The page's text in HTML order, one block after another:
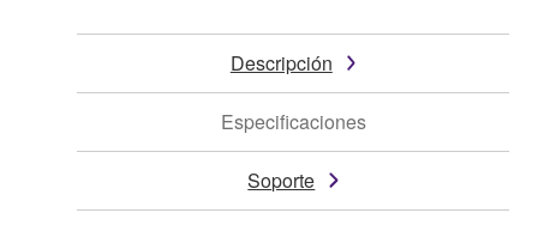
Descripción
Especificaciones
Soporte